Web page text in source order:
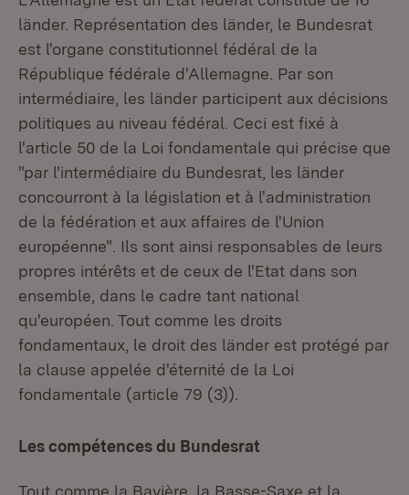
länder. Représentation des länder, le Bundesrat
est l'organe constitutionnel fédéral de la
République fédérale d'Allemagne. Par son
intermédiaire, les länder participent aux décisions
politiques au niveau fédéral. Ceci est fixé à
l'article 50 de la Loi fondamentale qui précise que
"par l'intermédiaire du Bundesrat, les länder
concourront à la législation et à l'administration
de la fédération et aux affaires de l'Union
européenne". Ils sont ainsi responsables de leurs
propres intérêts et de ceux de l'Etat dans son
ensemble, dans le cadre tant national
qu'européen. Tout comme les droits
fondamentaux, le droit des länder est protégé par
la clause appelée d'éternité de la Loi
fondamentale (article 79 (3)).
Les compétences du Bundesrat
Tout comme la Bavière, la Basse-Saxe et la